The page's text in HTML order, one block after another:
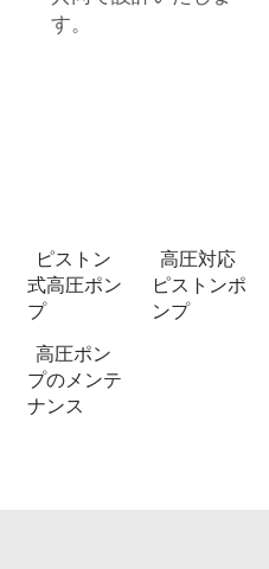
す。
ピストン
式高圧ポン
プ
高圧対応
ピストンポ
ンプ
高圧ポン
プのメンテ
ナンス